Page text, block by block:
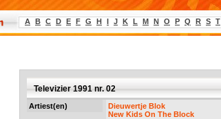
A B C D E F G H I J K L M N O P Q R S T
Televizier 1991 nr. 02
Artiest(en)
Dieuwertje Blok
New Kids On The Block